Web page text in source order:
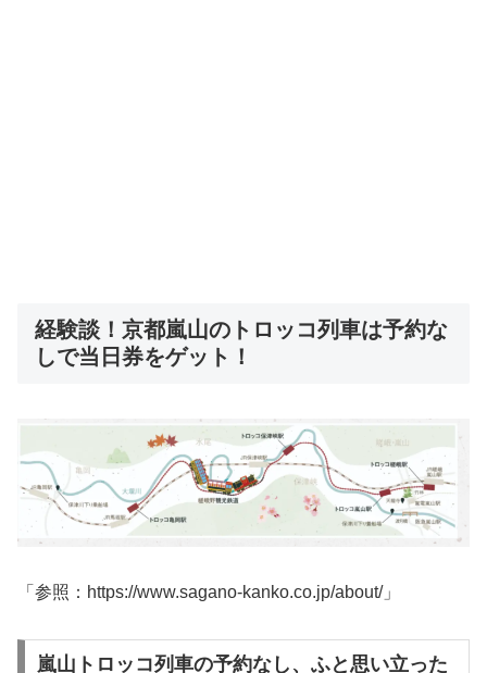
経験談！京都嵐山のトロッコ列車は予約な
しで当日券をゲット！
「参照：https://www.sagano-kanko.co.jp/about/」
嵐山トロッコ列車の予約なし、ふと思い立った